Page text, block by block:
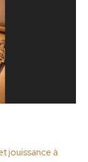
jouissance à